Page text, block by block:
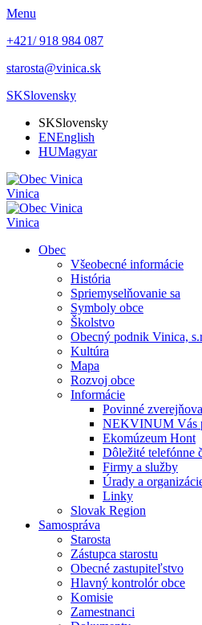
Menu
+421/ 918 984 087
starosta@vinica.sk
SKSlovensky
SKSlovensky
ENEnglish
HUMagyar
Vinica
Vinica
Obec
Všeobecné informácie
História
Spriemyselňovanie sa
Symboly obce
Školstvo
Obecný podnik Vinica,
Kultúra
Mapa
Rozvoj obce
Informácie
Povinné
NEKVINUM Vás
Ekomúzeum Hont
Dôležité telefónne
Firmy a služby
Úrady a
Linky
Slovak Region
Samospráva
Starosta
Zástupca starostu
Obecné zastupiteľstvo
Hlavný kontrolór obce
Komisie
Zamestnanci